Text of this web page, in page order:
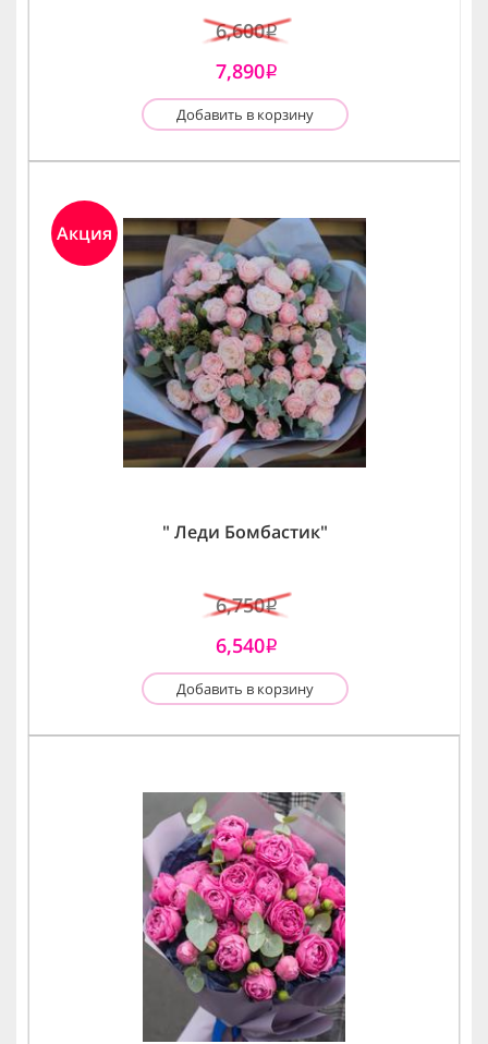
6,600i
7,890i
Добавить в корзину
Акция
" Леди Бомбастик"
6,750i
6,540i
Добавить в корзину